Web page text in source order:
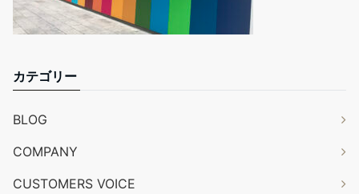
カテゴリー
BLOG
COMPANY
CUSTOMERS VOICE